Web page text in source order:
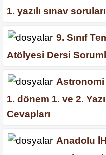
1. yazılı sınav soruları
9. Sınıf
Atölyesi Dersi
Astronomi
1. dönem 1. ve 2.
Cevapları
Anadolu